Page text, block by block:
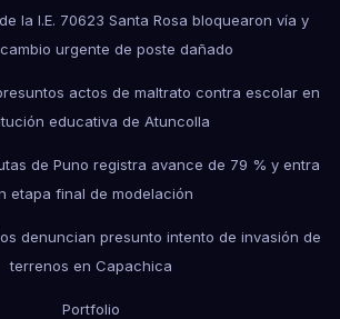
la I.E. 70623 Santa Rosa bloquearon vía y
urgente de poste dañado
actos de maltrato contra escolar en
educativa de Atuncolla
de Puno registra avance de 79 % y entra
etapa final de modelación
denuncian presunto intento de invasión de
terrenos en Capachica
Portfolio